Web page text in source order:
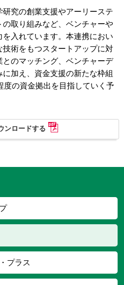
究の創業支援やアーリーステ
取り組みなど、ベンチャーや
入れています。本連携におい
術をもつスタートアップに対
とのマッチング、ベンチャーデ
加え、資金支援の新たな枠組
度の資金拠出を目指していく予
ンロードする
プラス